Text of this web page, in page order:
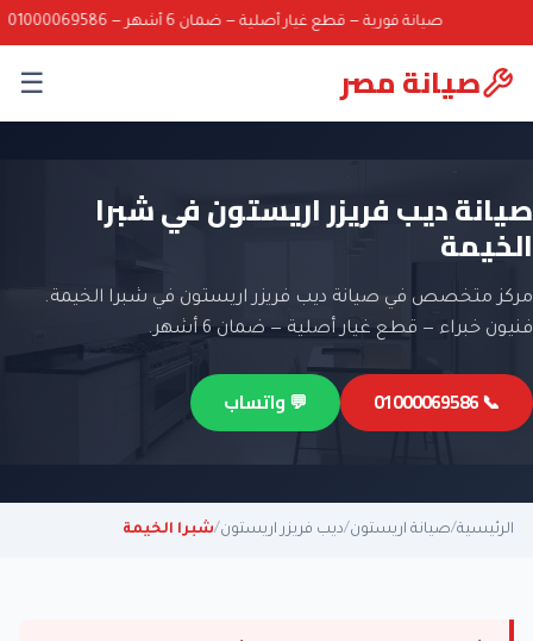
صيانة فورية — قطع غيار أصلية — ضمان 6 أشهر — 01000069586
صيانة مصر ☰
صيانة ديب فريزر اريستون في شبرا
الخيمة
مركز متخصص في صيانة ديب فريزر اريستون في شبرا الخيمة.
فنيون خبراء — قطع غيار أصلية — ضمان 6 أشهر.
📞 01000069586 💬 واتساب
الرئيسية/صيانة اريستون/ديب فريزر اريستون/شبرا الخيمة